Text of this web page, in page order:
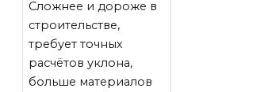
Сложнее и дороже в
строительстве,
требует точных
расчётов уклона,
больше материалов